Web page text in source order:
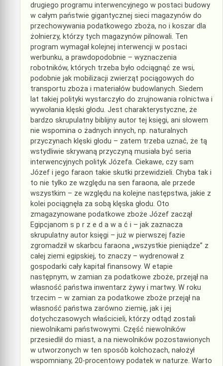
drugiego programu interwencyjnego w postaci budowy
w całym państwie gigantycznej sieci magazynów do
przechowywania podatkowego zboża, no i koszar dla
żołnierzy, którzy tych magazynów pilnowali. Ten
program wymagał kolejnej interwencji w postaci
werbunku, a prawdopodobnie – wyznaczenia
robotników, których trzeba było odciągnąć ze wsi,
podobnie jak mobilizacji zwierząt pociągowych do
transportu zboża i materiałów budowlanych. Siedem
lat takiej polityki wystarczyło do zrujnowania rolnictwa i
wywołania klęski głodu. Jest charakterystyczne, że
bardzo skrupulatny biblijny autor tej księgi, ani słowem
nie wspomina o żadnych innych, np. naturalnych
przyczynach klęski głodu – zatem trzeba uznać, że tą
wstydliwie skrywaną przyczyną musiała być seria
interwencyjnych polityk Józefa. Ciekawe, czy sam
Józef i jego faraon takie skutki przewidzieli. Chyba tak i
to nie tylko ze względu na sen faraona, ale przede
wszystkim – ze względu na kolejne następstwa, jakie z
kolei pociągnęła za sobą klęska głodu. Oto
zmagazynowane podatkowe zboże Józef zaczął
Egipcjanom s p r z e d a w a ć i – jak zaznacza
skrupulatny autor księgi – już w pierwszej fazie
zgromadził w skarbcu faraona „wszystkie pieniądze” z
całej ziemi egipskiej, to znaczy – wydrenował z
gospodarki cały kapitał finansowy. W etapie
następnym, w zamian za podatkowe zboże, przejął na
własność państwa inwentarz żywy i martwy. W roku
trzecim – w zamian za podatkowe zboże przejął na
własność państwa zarówno ziemię, jak i jej
dotychczasowych właścicieli, którzy odtąd zostali
niewolnikami państwowymi. Część niewolników
przesiedlił do miast, a na niewolników pozostawionych
w utworzonych w ten sposób kołchozach, nałożył
wspomniany, 20-procentowy podatek w naturze. Warto